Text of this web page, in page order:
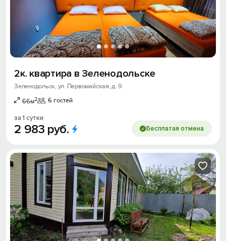
2к. квартира в Зеленодольске
Зеленодольск, ул. Первомайская, д. 9
66м2 6 гостей
за 1 сутки
2 983 руб. Бесплатая отмена